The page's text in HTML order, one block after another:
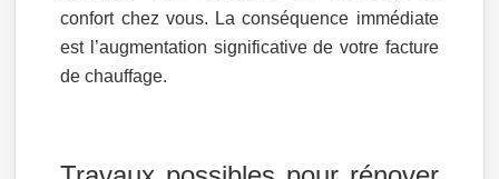
confort chez vous. La conséquence immédiate
est l’augmentation significative de votre facture
de chauffage.